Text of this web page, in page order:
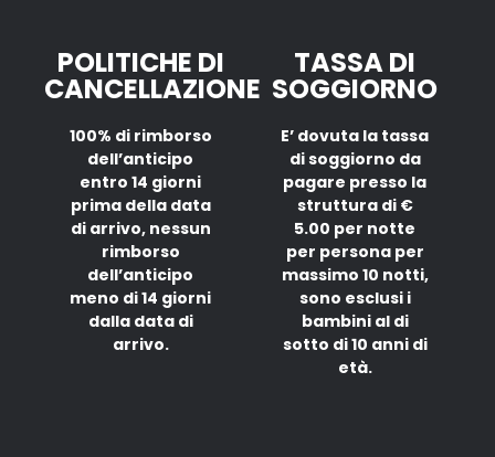
POLITICHE DI
CANCELLAZIONE
100% di rimborso
dell’anticipo
entro 14 giorni
prima della data
di arrivo, nessun
rimborso
dell’anticipo
meno di 14 giorni
dalla data di
arrivo.
TASSA DI
SOGGIORNO
E’ dovuta la tassa
di soggiorno da
pagare presso la
struttura di €
5.00 per notte
per persona per
massimo 10 notti,
sono esclusi i
bambini al di
sotto di 10 anni di
età.